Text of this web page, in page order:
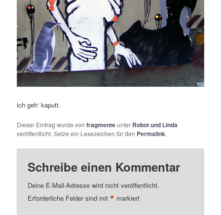
ich geh‘ kaputt.
Dieser Eintrag wurde vonfragmenteunter Robot und Linda
veröffentlicht. Setze ein Lesezeichen für den Permalink.
Schreibe einen Kommentar
Deine E-Mail-Adresse wird nicht veröffentlicht.
Erforderliche Felder sind mit* markiert